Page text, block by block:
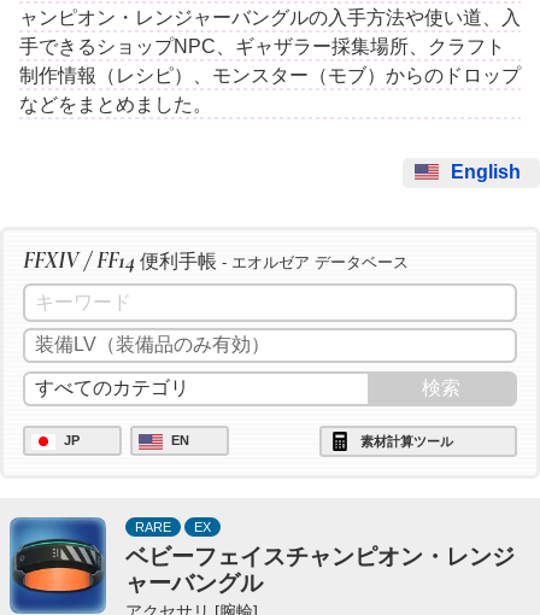
ャンピオン・レンジャーバングルの入手方法や使い道、入
手できるショップNPC、ギャザラー採集場所、クラフト
制作情報（レシピ）、モンスター（モブ）からのドロップ
などをまとめました。
English
FFXIV / FF14 便利手帳 - エオルゼア データベース
JP EN 素材計算ツール
RARE EX
ベビーフェイスチャンピオン・レンジ
ャーバングル